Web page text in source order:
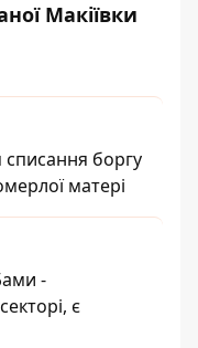
Макіївки
списання боргу
матері
-
є